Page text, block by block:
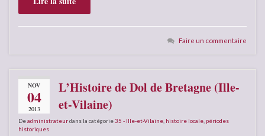
Faire un commentaire
NOV
04
2013
L’Histoire de Dol de Bretagne (Ille-
et-Vilaine)
Deadministrateurdans la catégorie35 - Ille-et-Vilaine histoire locale périodes
historiques